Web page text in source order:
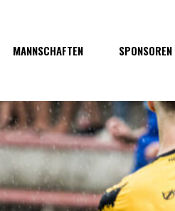
MANNSCHAFTEN
1. Mannschaft
1b-Mannschaft
Nachwuchs
SPONSOREN